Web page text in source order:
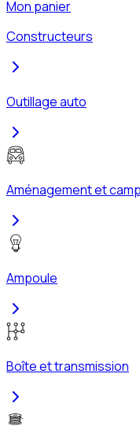
Mon panier
Constructeurs
Outillage auto
Aménagement et
Ampoule
Boîte et transmission